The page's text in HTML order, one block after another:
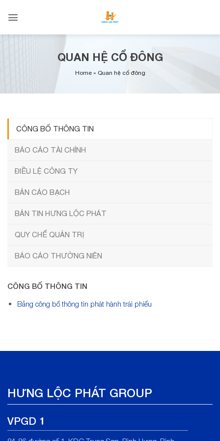
QUAN HỆ CỔ ĐÔNG
Home» Quan hệ cổ đông
CÔNG BỐ THÔNG TIN
BÁO CÁO TÀI CHÍNH
ĐIỀU LỆ CÔNG TY
BẢN CÁO BẠCH
BẢN TIN HƯNG LỘC PHÁT
QUY CHẾ QUẢN TRỊ
BÁO CÁO THƯỜNG NIÊN
CÔNG BỐ THÔNG TIN
Bảng công bố thông tin phát hành trái phiếu
HƯNG LỘC PHÁT GROUP
VPGD 1